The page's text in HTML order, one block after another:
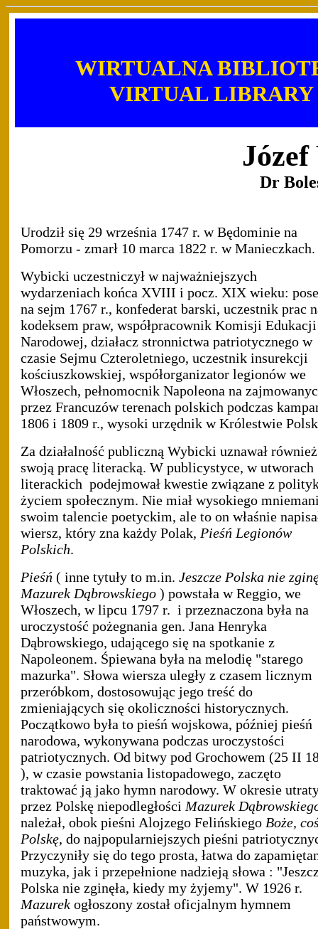
WIRTUALNA
VIRTUAL
Dr
Urodził się 29 września 1747 r. w Będominie na
Pomorzu - zmarł 10 marca 1822 r. w Manieczkach.
Wybicki uczestniczył w najważniejszych
wydarzeniach końca XVIII i pocz. XIX wieku:
na sejm 1767 r., konfederat barski, uczestnik prac
kodeksem praw, współpracownik Komisji Edukacji
Narodowej, działacz stronnictwa patriotycznego w
czasie Sejmu Czteroletniego, uczestnik insurekcji
kościuszkowskiej, współorganizator legionów we
Włoszech, pełnomocnik Napoleona na
przez Francuzów terenach polskich podczas
1806 i 1809 r., wysoki urzędnik w Królestwie
Za działalność publiczną Wybicki uznawał również
swoją pracę literacką. W publicystyce, w utworach
literackich podejmował kwestie związane z
życiem społecznym. Nie miał wysokiego
swoim talencie poetyckim, ale to on właśnie
wiersz, który zna każdy Polak, Pieśń Legionów
Polskich.
Pieśń ( inne tytuły to m.in. Jeszcze Polska nie
Mazurek Dąbrowskiego ) powstała w Reggio, we
Włoszech, w lipcu 1797 r. i przeznaczona była na
uroczystość pożegnania gen. Jana Henryka
Dąbrowskiego, udającego się na spotkanie z
Napoleonem. Śpiewana była na melodię "starego
mazurka". Słowa wiersza uległy z czasem licznym
przeróbkom, dostosowując jego treść do
zmieniających się okoliczności historycznych.
Początkowo była to pieśń wojskowa, później pieśń
narodowa, wykonywana podczas uroczystości
patriotycznych. Od bitwy pod Grochowem (25 II
), w czasie powstania listopadowego, zaczęto
traktować ją jako hymn narodowy. W okresie
przez Polskę niepodległości Mazurek
należał, obok pieśni Alojzego Felińskiego Boże,
Polskę, do najpopularniejszych pieśni
Przyczyniły się do tego prosta, łatwa do
muzyka, jak i przepełnione nadzieją słowa :
Polska nie zginęła, kiedy my żyjemy". W 1926 r.
Mazurek ogłoszony został oficjalnym hymnem
państwowym.